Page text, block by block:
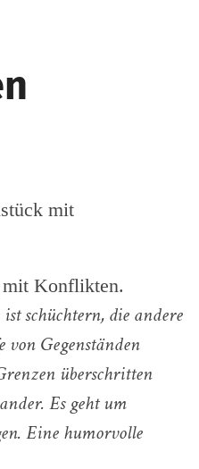
mit
mit Konflikten.
schüchtern, die andere
Gegenständen
überschritten
Es geht um
Eine humorvolle